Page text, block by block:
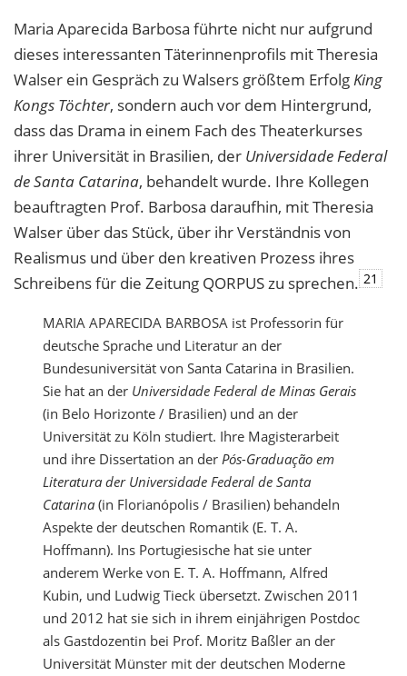
Maria Aparecida Barbosa führte nicht nur aufgrund
dieses interessanten Täterinnenprofils mit Theresia
Walser ein Gespräch zu Walsers größtem ErfolgKing
Kongs Töchter, sondern auch vor dem Hintergrund,
dass das Drama in einem Fach des Theaterkurses
ihrer Universität in Brasilien, der Universidade Federal
de Santa Catarina, behandelt wurde. Ihre Kollegen
beauftragten Prof. Barbosa daraufhin, mit Theresia
Walser über das Stück, über ihr Verständnis von
Realismus und über den kreativen Prozess ihres
Schreibens für die Zeitung QORPUSzu sprechen. 21
MARIA APARECIDA BARBOSA ist Professorin für
deutsche Sprache und Literatur an der
Bundesuniversität von Santa Catarina in Brasilien.
Sie hat an der Universidade Federal de Minas Gerais
(in Belo Horizonte / Brasilien) und an der
Universität zu Köln studiert. Ihre Magisterarbeit
und ihre Dissertation an der Pós-Graduação em
Literatura der Universidade Federal de Santa
Catarina (in Florianópolis / Brasilien) behandeln
Aspekte der deutschen Romantik (E. T. A.
Hoffmann). Ins Portugiesische hat sie unter
anderem Werke von E. T. A. Hoffmann, Alfred
Kubin, und Ludwig Tieck übersetzt. Zwischen 2011
und 2012 hat sie sich in ihrem einjährigen Postdoc
als Gastdozentin bei Prof. Moritz Baßler an der
Universität Münster mit der deutschen Moderne